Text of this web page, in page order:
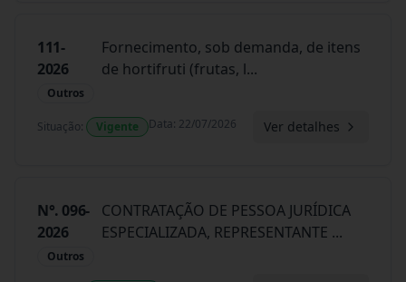
111-
2026
Outros
Fornecimento, sob demanda, de itens
de hortifruti (frutas, l...
Situação: Vigente Data: 22/07/2026 Ver detalhes
N°. 096-
2026
Outros
CONTRATAÇÃO DE PESSOA JURÍDICA
ESPECIALIZADA, REPRESENTANTE ...